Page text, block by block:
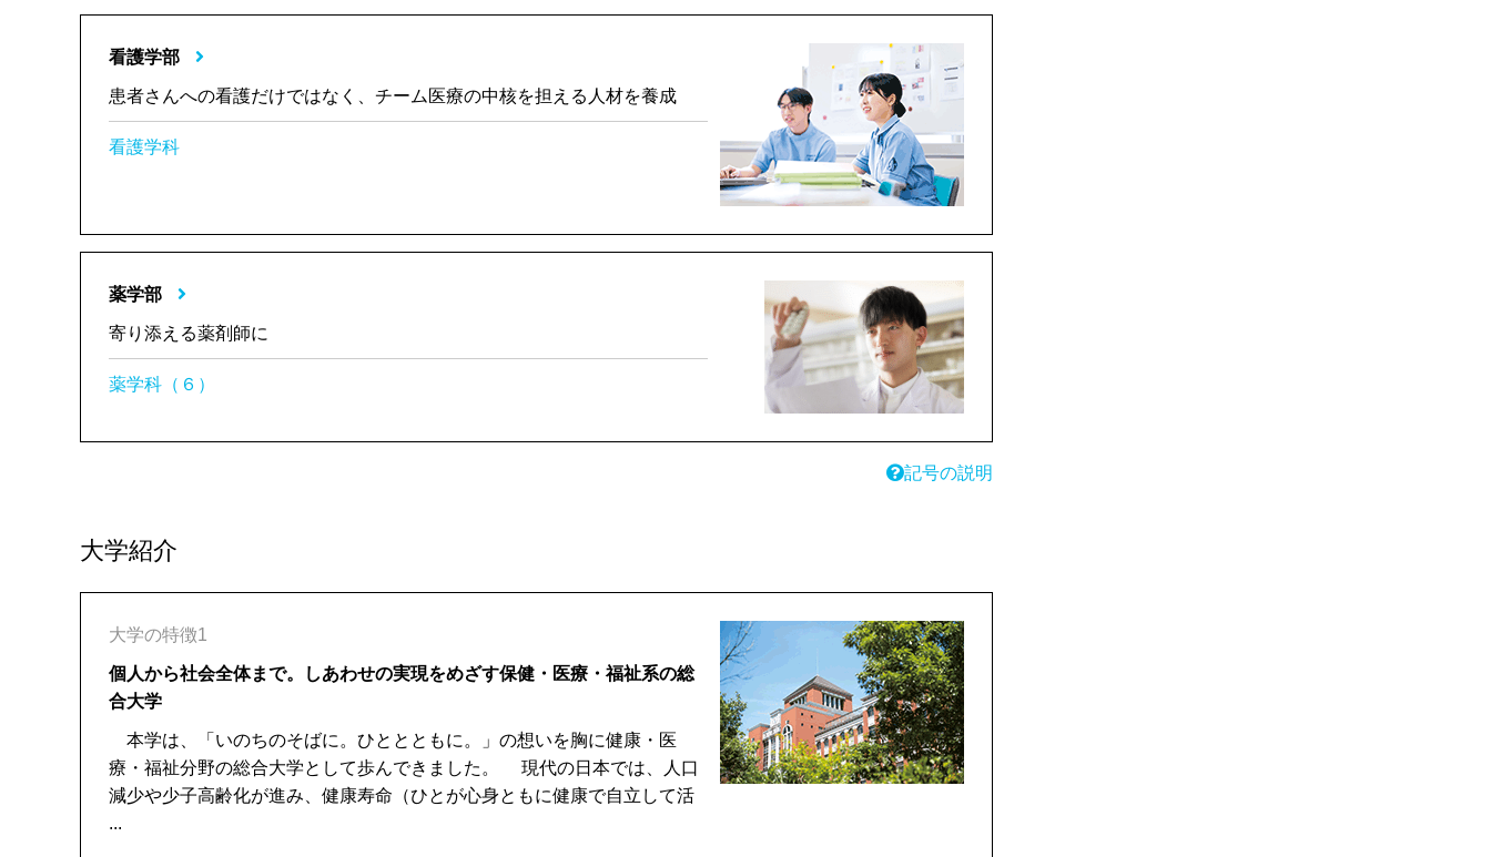
看護学部
患者さんへの看護だけではなく、チーム医療の中核を担える人材を養成
看護学科
薬学部
寄り添える薬剤師に
薬学科（６）
記号の説明
大学紹介
大学の特徴1
個人から社会全体まで。しあわせの実現をめざす保健・医療・福祉系の総
合大学
本学は、「いのちのそばに。ひととともに。」の想いを胸に健康・医
療・福祉分野の総合大学として歩んできました。 現代の日本では、人口
減少や少子高齢化が進み、健康寿命（ひとが心身ともに健康で自立して活
...